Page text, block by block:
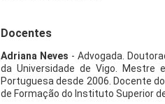
Docentes
Adriana Neves - Advogada.
da Universidade de Vigo. Mestre
Portuguesa desde 2006. Docente
de Formação do Instituto Superior